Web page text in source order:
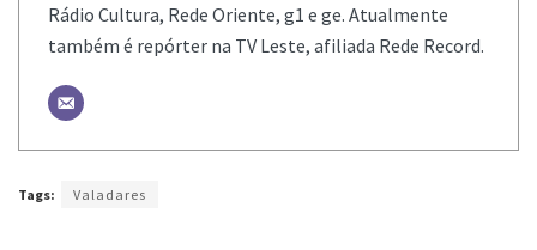
Rádio Cultura, Rede Oriente, g1 e ge. Atualmente
também é repórter na TV Leste, afiliada Rede Record.
Tags: Valadares